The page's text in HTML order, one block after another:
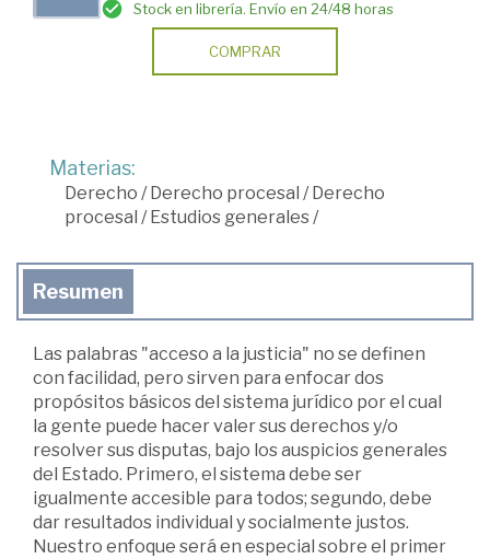
Stock en librería. Envío en 24/48 horas
COMPRAR
Materias:
Derecho / Derecho procesal / Derecho
procesal / Estudios generales/
Resumen
Las palabras "acceso a la justicia" no se definen
con facilidad, pero sirven para enfocar dos
propósitos básicos del sistema jurídico por el cual
la gente puede hacer valer sus derechos y/o
resolver sus disputas, bajo los auspicios generales
del Estado. Primero, el sistema debe ser
igualmente accesible para todos; segundo, debe
dar resultados individual y socialmente justos.
Nuestro enfoque será en especial sobre el primer